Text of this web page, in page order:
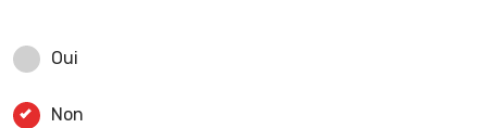
Oui
Non